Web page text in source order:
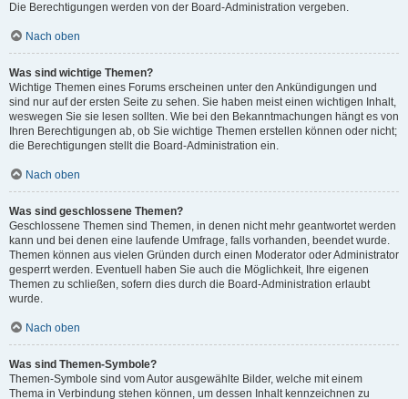
Die Berechtigungen werden von der Board-Administration vergeben.
Nach oben
Was sind wichtige Themen?
Wichtige Themen eines Forums erscheinen unter den Ankündigungen und
sind nur auf der ersten Seite zu sehen. Sie haben meist einen wichtigen Inhalt,
weswegen Sie sie lesen sollten. Wie bei den Bekanntmachungen hängt es von
Ihren Berechtigungen ab, ob Sie wichtige Themen erstellen können oder nicht;
die Berechtigungen stellt die Board-Administration ein.
Nach oben
Was sind geschlossene Themen?
Geschlossene Themen sind Themen, in denen nicht mehr geantwortet werden
kann und bei denen eine laufende Umfrage, falls vorhanden, beendet wurde.
Themen können aus vielen Gründen durch einen Moderator oder Administrator
gesperrt werden. Eventuell haben Sie auch die Möglichkeit, Ihre eigenen
Themen zu schließen, sofern dies durch die Board-Administration erlaubt
wurde.
Nach oben
Was sind Themen-Symbole?
Themen-Symbole sind vom Autor ausgewählte Bilder, welche mit einem
Thema in Verbindung stehen können, um dessen Inhalt kennzeichnen zu